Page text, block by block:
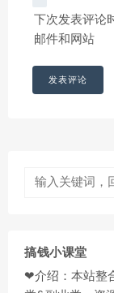
下次发表评
邮件和网站
搞钱小课堂
❤介绍：本站整